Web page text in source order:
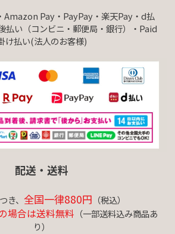
Amazon Pay・PayPay・楽天Pay・d払
払い（コンビニ・郵便局・銀行）・Paid
け払い(法人のお客様)
配送・送料
き、 全国一律880円 （税込）
場合は送料無料 （一部送料込み商品あ
り）